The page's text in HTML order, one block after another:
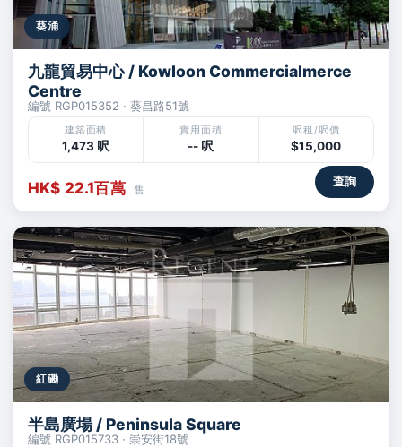
葵涌
九龍貿易中心 / Kowloon Commercialmerce
Centre
編號 RGP015352 · 葵昌路51號
建築面積
1,473 呎
實用面積
-- 呎
呎租/呎價
$15,000
HK$ 22.1百萬 售
查詢
紅磡
半島廣場 / Peninsula Square
編號 RGP015733 · 崇安街18號